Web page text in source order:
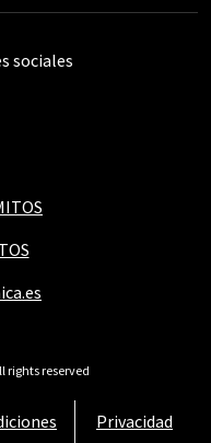
Privacidad
sociales
rights reserved